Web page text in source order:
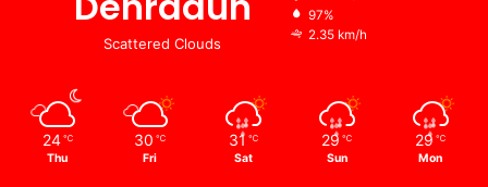
Scattered Clouds
97%
2.35 km/h
24 ℃
Thu
30 ℃
Fri
31 ℃
Sat
29 ℃
Sun
29 ℃
Mon